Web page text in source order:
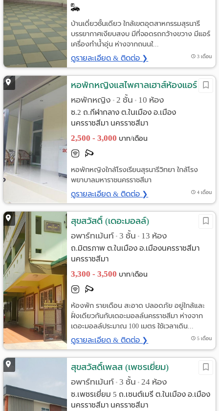
บ้านเดี่ยวชั้นเดียว ใกล้เขตอุตสาหกรรมสุรนารี
บรรยากาศเงียบสงบ มีที่จอดรถกว้างขวาง มีแอร์
เครื่องทำน้ำอุ่น ห่างจากถนนใ...
ดูรายละเอียด & ติดต่อ ❯ 3 เดือน
หอพักหญิงแสไพศาลเฮาส์ห้องแอร์
หอพักหญิง • 2 ชั้น • 10 ห้อง
ซ.2 ถ.กีฬากลาง ต.ในเมือง อ.เมือง
นครราชสีมา นครราชสีมา
2,500 - 3,000 บาท/เดือน
หอพักหญิงใกล้โรงเรียนสุรนารีวิทยา ใกล้โรง
พยาบาลมหาราชนครราชสีมา
ดูรายละเอียด & ติดต่อ ❯ 4 เดือน
สุขสวัสดิ์ (เดอะมอลล์)
อพาร์ทเม้นท์ • 3 ชั้น • 13 ห้อง
ถ.มิตรภาพ ต.ในเมือง อ.เมืองนครราชสีมา
นครราชสีมา
3,300 - 3,500 บาท/เดือน
ห้องพัก รายเดือน สะอาด ปลอดภัย อยู่ใกล้และ
ฝั่งเดียวกันกับเดอะมอลล์นครราชสีมา ห่างจาก
เดอะมอลล์ประมาณ 100 เมตร ใช้เวลาเดิน...
ดูรายละเอียด & ติดต่อ ❯ 5 เดือน
สุขสวัสดิ์เพลส (เพชรเยี่ยม)
อพาร์ทเม้นท์ • 3 ชั้น • 24 ห้อง
ซ.เพชรเยี่ยม 5 ถ.เซนต์เมรี ต.ในเมือง อ.เมือง
นครราชสีมา นครราชสีมา